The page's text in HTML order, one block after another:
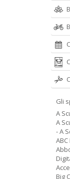
FELTRO SPECIALE N.3
2.90
Gli
A
A
- A
Big